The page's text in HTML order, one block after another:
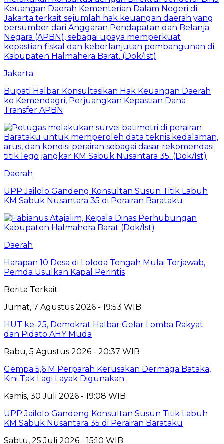
Jakarta
Bupati Halbar Konsultasikan Hak Keuangan Daerah
ke Kemendagri, Perjuangkan Kepastian Dana
Transfer APBN
Daerah
UPP Jailolo Gandeng Konsultan Susun Titik Labuh
KM Sabuk Nusantara 35 di Perairan Barataku
Daerah
Harapan 10 Desa di Loloda Tengah Mulai Terjawab,
Pemda Usulkan Kapal Perintis
Berita Terkait
Jumat, 7 Agustus 2026 - 19:53 WIB
HUT ke-25, Demokrat Halbar Gelar Lomba Rakyat
dan Pidato AHY Muda
Rabu, 5 Agustus 2026 - 20:37 WIB
Gempa 5,6 M Perparah Kerusakan Dermaga Bataka,
Kini Tak Lagi Layak Digunakan
Kamis, 30 Juli 2026 - 19:08 WIB
UPP Jailolo Gandeng Konsultan Susun Titik Labuh
KM Sabuk Nusantara 35 di Perairan Barataku
Sabtu, 25 Juli 2026 - 15:10 WIB